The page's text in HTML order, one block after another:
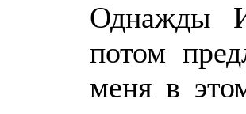
Однажды
потом
меня в